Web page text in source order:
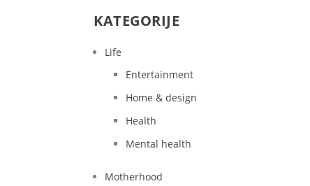
KATEGORIJE
Life
Entertainment
Home & design
Health
Mental health
Motherhood